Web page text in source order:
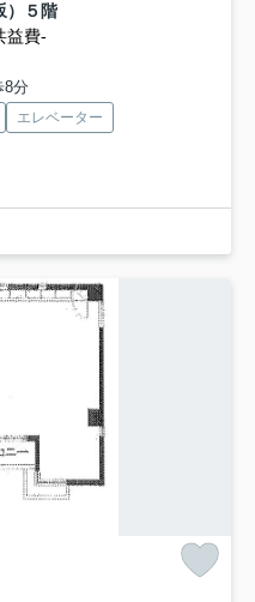
５階
益費-
8分
エレベーター